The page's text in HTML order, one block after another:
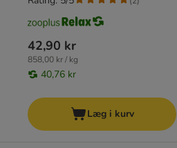
42,90 kr
858,00 kr / kg
40,76 kr
Læg i kurv